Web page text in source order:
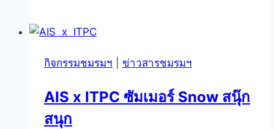
กิจกรรมชมรมฯ ข่าวสารชมรมฯ
AIS x ITPC ซัมเมอร์ Snow สนุ๊ก
สนุก